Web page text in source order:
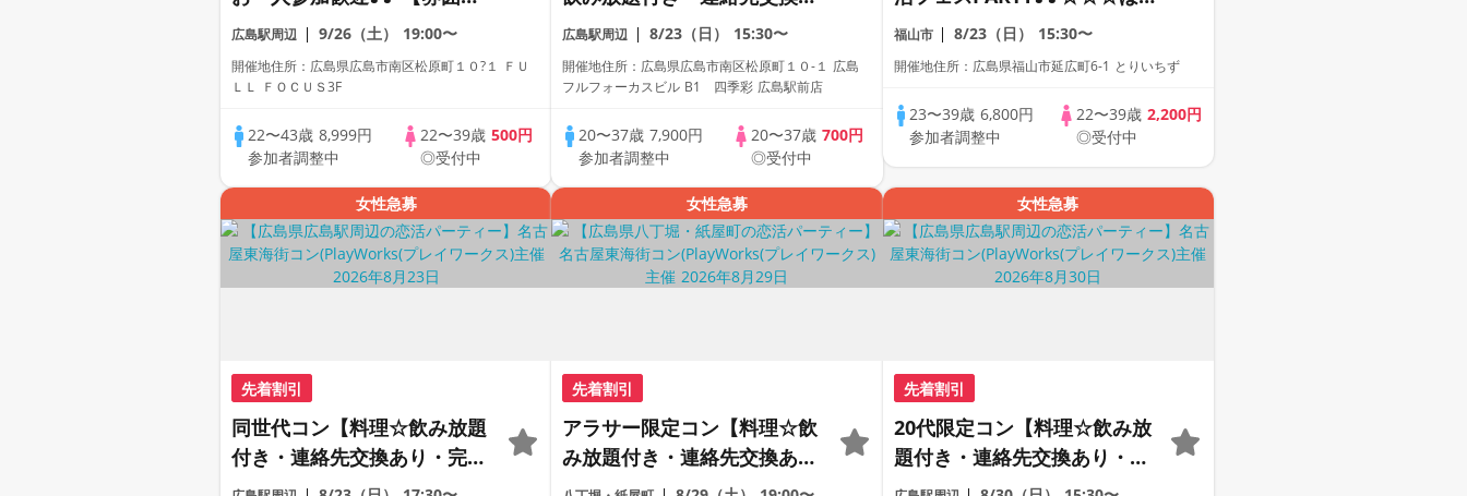
がわかる動画紹介中】週末プ
レミアム街コン
広島駅周辺 9/26（土） 19:00〜
開催地住所：広島県広島市南区松原町１０?１ ＦＵ
ＬＬ ＦＯＣＵＳ3F
22〜43歳 8,999円
参加者調整中
22〜39歳 500円
◎受付中
り・完全着席型】１名参加多
数・初参加も大歓迎☆
広島駅周辺 8/23（日） 15:30〜
開催地住所：広島県広島市南区松原町１０-１ 広島
フルフォーカスビル B1 四季彩 広島駅前店
20〜37歳 7,900円
参加者調整中
20〜37歳700円
◎受付中
ぼ20代～30代中心♪♪理想の
年の差で楽しく恋活パーティ
ろいろ♪♪美味しいドリンク＆
フードつき♪♪連絡交換自由☆
福山市 8/23（日） 15:30〜
開催地住所：広島県福山市延広町6-1 とりいちず
23〜39歳6,800円
参加者調整中
22〜39歳 2,200円
◎受付中
女性急募
先着割引
同世代コン【料理☆飲み放題
付き・連絡先交換あり・完全
着席型】１名参加多数・初参
女性急募
先着割引
アラサー限定コン【料理☆飲
み放題付き・連絡先交換あ
り・完全着席型】１名参加多
女性急募
先着割引
20代限定コン【料理☆飲み放
題付き・連絡先交換あり・完
全着席型】１名参加多数・初